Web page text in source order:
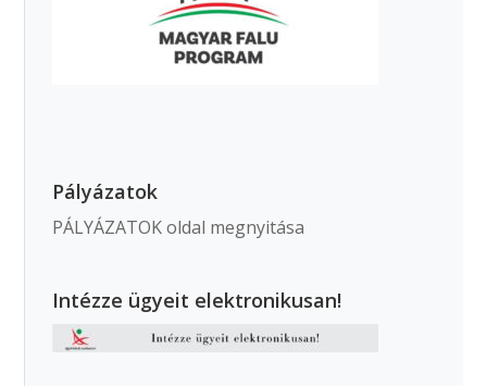
Pályázatok
PÁLYÁZATOK oldal megnyitása
Intézze ügyeit elektronikusan!